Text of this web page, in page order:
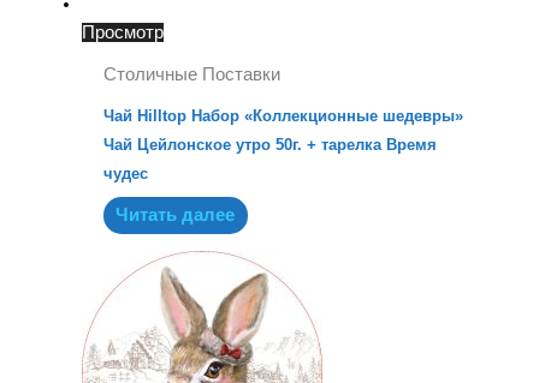
Просмотр
Столичные Поставки
Чай Hilltop Набор «Коллекционные шедевры»
Чай Цейлонское утро 50г. + тарелка Время
чудес
Читать далее